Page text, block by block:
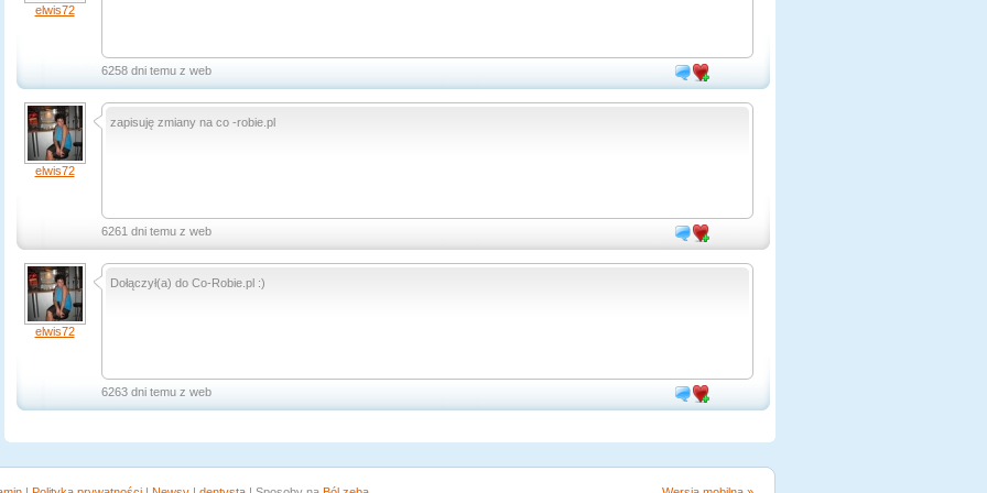
elwis72
6258 dni temu z web
elwis72
zapisuję zmiany na co -robie.pl
6261 dni temu z web
elwis72
Dołączył(a) do Co-Robie.pl :)
6263 dni temu z web